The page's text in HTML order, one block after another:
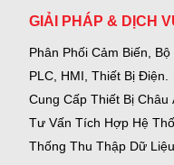
GIẢI PHÁP & DỊCH
Phân Phối Cảm Biến,
PLC, HMI, Thiết Bị Điện.
Cung Cấp Thiết Bị Châu
Tư Vấn Tích Hợp Hệ
Thống Thu Thập Dữ